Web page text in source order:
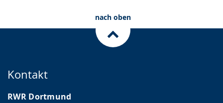
nach oben
Kontakt
RWR Dortmund